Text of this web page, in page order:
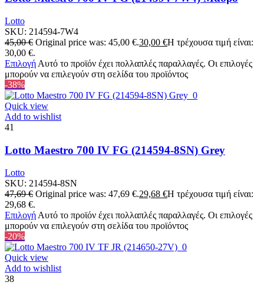
Lotto
SKU: 214594-7W4
45,00€ Original price was: 45,00 €.30,00 €Η τρέχουσα τιμή είναι:
30,00 €.
Επιλογή Αυτό το προϊόν έχει πολλαπλές παραλλαγές. Οι επιλογές
μπορούν να επιλεγούν στη σελίδα του προϊόντος
-38%
Quick view
Add to wishlist
41
Lotto Maestro 700 IV FG (214594-8SN) Grey
Lotto
SKU: 214594-8SN
47,69€ Original price was: 47,69 €.29,68 €Η τρέχουσα τιμή είναι:
29,68 €.
Επιλογή Αυτό το προϊόν έχει πολλαπλές παραλλαγές. Οι επιλογές
μπορούν να επιλεγούν στη σελίδα του προϊόντος
-20%
Quick view
Add to wishlist
38